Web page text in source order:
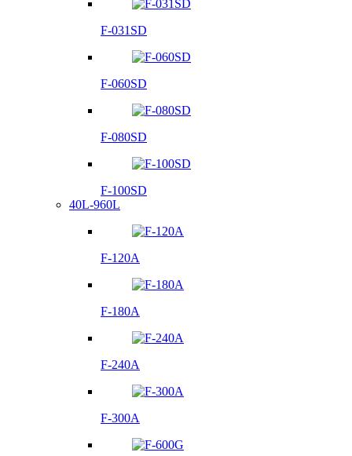
F-031SD
F-060SD
F-080SD
F-100SD
40L-960L
F-120A
F-180A
F-240A
F-300A